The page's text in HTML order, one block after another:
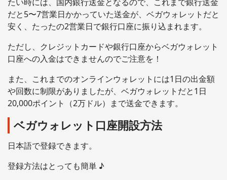
だと5〜7営業日かかっていた送金が、ベガウォレットだと
安く、たったの2営業日で銀行口座に振り込まれます。
ただし、クレジットカードや銀行口座からベガウォレット
口座への入金はできませんのでご注意を！
また、これまでのオンラインウォレットには1日の出金額
や回数に制限がありましたが、ベガウォレットだと1日
20,000ポイント（2万ドル）まで送金できます。
ベガウォレット口座開設方法
日本語で登録できます。
登録方法はとっても簡単 ♪